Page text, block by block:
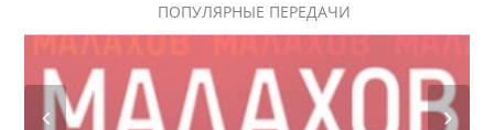
ПОПУЛЯРНЫЕ ПЕРЕДАЧИ